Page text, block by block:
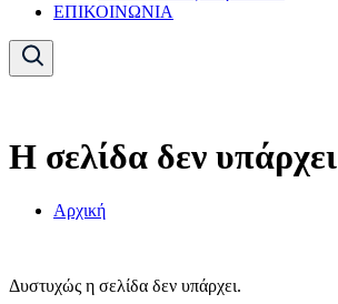
ΕΠΙΚΟΙΝΩΝΙΑ
Η σελίδα δεν υπάρχει
Αρχική
Δυστυχώς η σελίδα δεν υπάρχει.